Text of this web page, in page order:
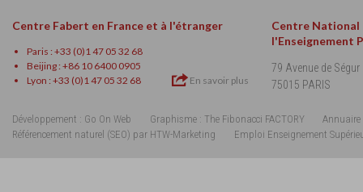
Centre Fabert en France et à l'étranger
Paris : +33 (0)1 47 05 32 68
Beijing : +86 10 6400 0905
Lyon : +33 (0)1 47 05 32 68
En savoir plus
Centre National
l'Enseignement
79 Avenue de Ségur
75015 PARIS
Développement : Go On Web Graphisme : The Fibonacci FACTORY
Annuaire
Référencement naturel (SEO) par HTW-Marketing
Emploi Enseignement